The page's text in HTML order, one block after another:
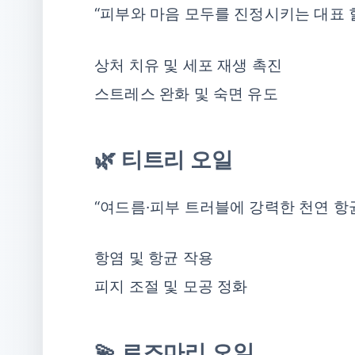
“피부와 마음 모두를 진정시키는 대표
상처 치유 및 세포 재생 촉진
스트레스 완화 및 숙면 유도
🌿 티트리 오일
“여드름·피부 트러블에 강력한 천연 항
항염 및 항균 작용
피지 조절 및 모공 정화